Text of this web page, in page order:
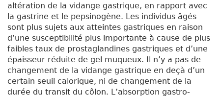
altération de la vidange gastrique, en rapport avec
la gastrine et le pepsinogène. Les individus âgés
sont plus sujets aux atteintes gastriques en raison
d’une susceptibilité plus importante à cause de plus
faibles taux de prostaglandines gastriques et d’une
épaisseur réduite de gel muqueux. Il n’y a pas de
changement de la vidange gastrique en deçà d’un
certain seuil calorique, ni de changement de la
durée du transit du côlon. L’absorption gastro-